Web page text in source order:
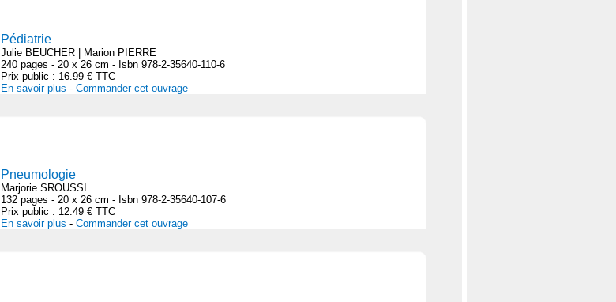
Pédiatrie
Julie BEUCHER | Marion PIERRE
240 pages - 20 x 26 cm - Isbn 978-2-35640-110-6
Prix public : 16.99 € TTC
En savoir plus - Commander cet ouvrage
Pneumologie
Marjorie SROUSSI
132 pages - 20 x 26 cm - Isbn 978-2-35640-107-6
Prix public : 12.49 € TTC
En savoir plus - Commander cet ouvrage